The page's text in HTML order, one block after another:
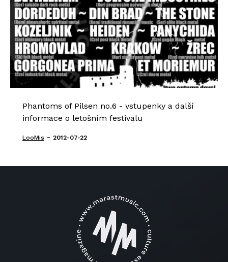
Phantoms of Pilsen no.6 - vstupenky a další
informace o letošním festivalu
LooMis - 2012-07-22